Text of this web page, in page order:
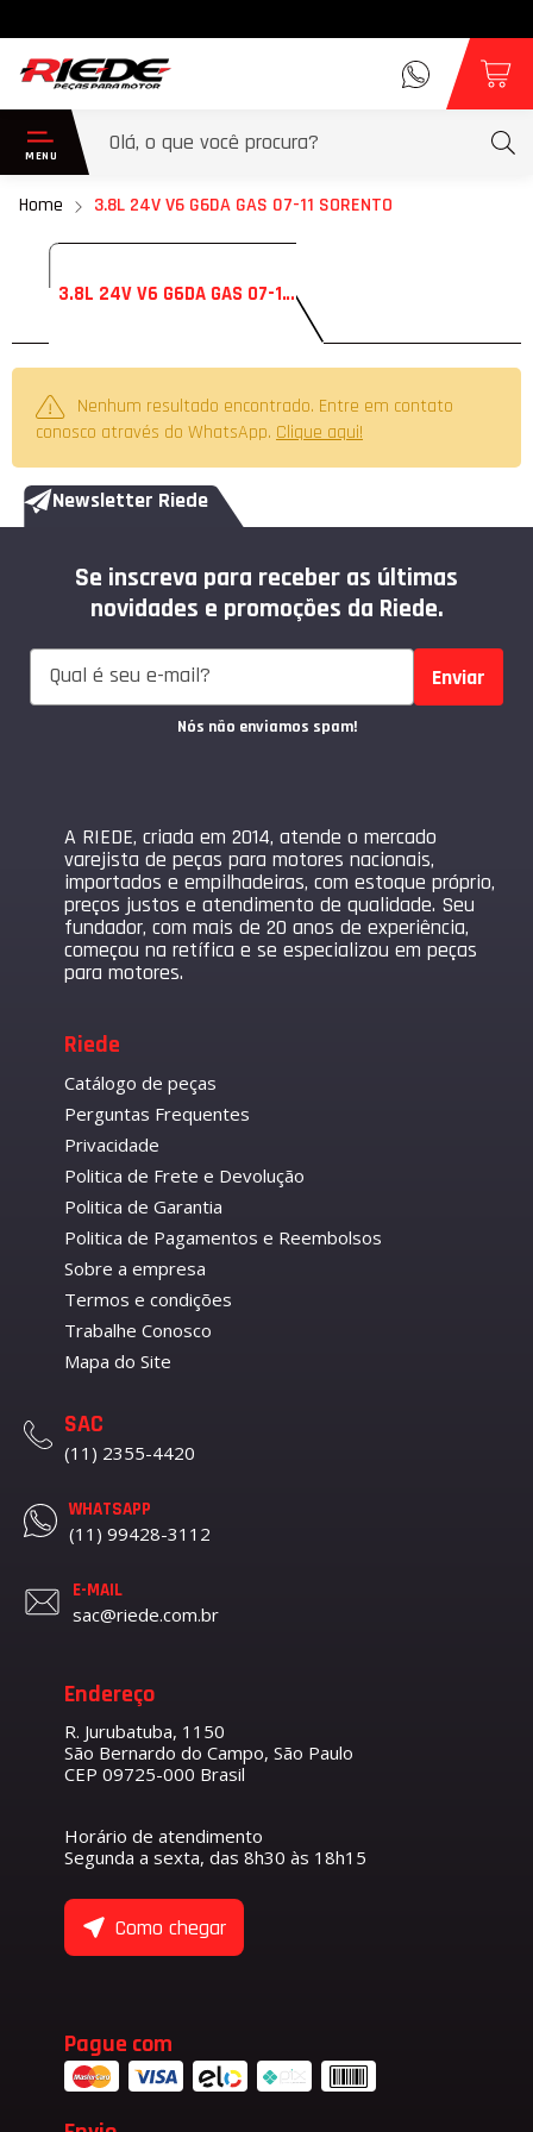
Home 3.8L 24V V6 G6DA GAS 07-11 SORENTO
3.8L 24V V6 G6DA GAS 07-11 SORENTO
Nenhum resultado encontrado. Entre em contato
conosco através do WhatsApp. Clique aqui!
Newsletter Riede
Se inscreva para receber as últimas
novidades e promoções da Riede.
Enviar
Nós não enviamos spam!
A RIEDE, criada em 2014, atende o mercado
varejista de peças para motores nacionais,
importados e empilhadeiras, com estoque próprio,
preços justos e atendimento de qualidade. Seu
fundador, com mais de 20 anos de experiência,
começou na retífica e se especializou em peças
para motores.
Riede
Catálogo de peças
Perguntas Frequentes
Privacidade
Politica de Frete e Devolução
Politica de Garantia
Politica de Pagamentos e Reembolsos
Sobre a empresa
Termos e condições
Trabalhe Conosco
Mapa do Site
SAC
(11) 2355-4420
WHATSAPP
(11) 99428-3112
E-MAIL
sac@riede.com.br
Endereço
R. Jurubatuba, 1150
São Bernardo do Campo, São Paulo
CEP 09725-000 Brasil
Horário de atendimento
Segunda a sexta, das 8h30 às 18h15
Como chegar
Pague com